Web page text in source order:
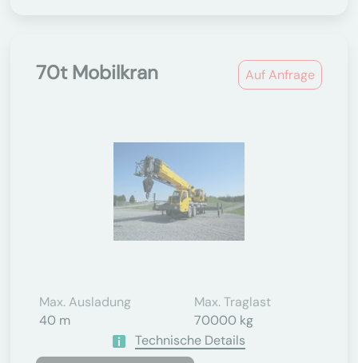
Auf Anfrage
70t Mobilkran
Max. Ausladung
40 m
Max. Traglast
70000 kg
Technische Details